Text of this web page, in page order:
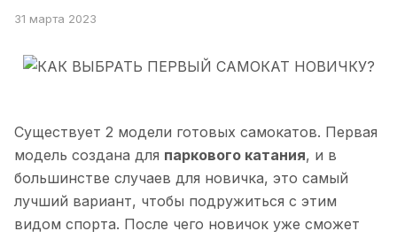
31 марта 2023
Существует 2 модели готовых самокатов. Первая
модель создана для паркового катания, и в
большинстве случаев для новичка, это самый
лучший вариант, чтобы подружиться с этим
видом спорта. После чего новичок уже сможет